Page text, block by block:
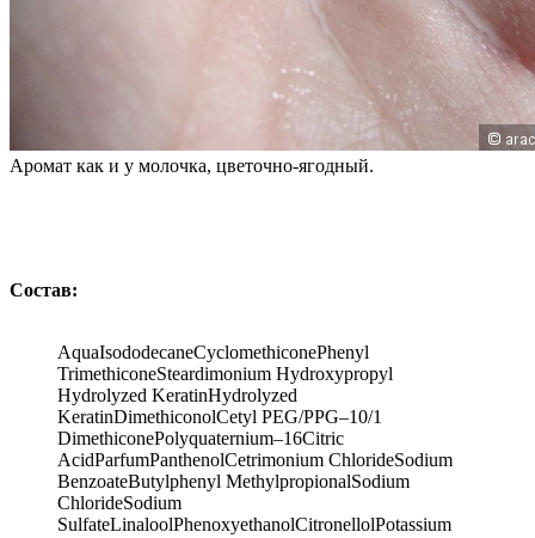
Аромат как и у молочка, цветочно-ягодный.
Состав:
AquaIsododecaneCyclomethiconePhenyl
TrimethiconeSteardimonium Hydroxypropyl
Hydrolyzed KeratinHydrolyzed
KeratinDimethiconolCetyl PEG/PPG–10/1
DimethiconePolyquaternium–16Citric
AcidParfumPanthenolCetrimonium ChlorideSodium
BenzoateButylphenyl MethylpropionalSodium
ChlorideSodium
SulfateLinaloolPhenoxyethanolCitronellolPotassium